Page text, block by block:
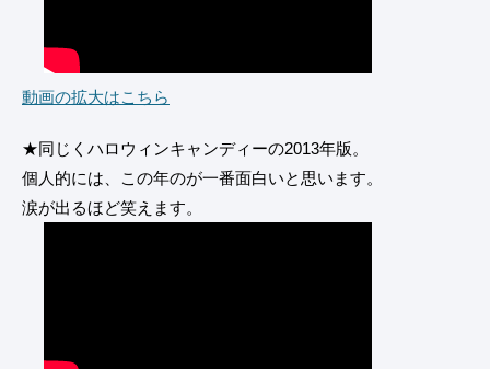
動画の拡大はこちら
★同じくハロウィンキャンディーの2013年版。
個人的には、この年のが一番面白いと思います。
涙が出るほど笑えます。